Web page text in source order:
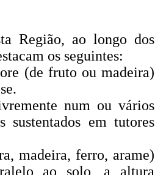
Região, ao longo dos
os seguintes:
(de fruto ou madeira)
num ou vários
sustentados em tutores
madeira, ferro, arame)
ao solo, a altura